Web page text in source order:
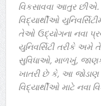
વિકસાવવા આતુર
વિદ્યાર્થીઓ
તેઓ ઉદ્યોગના નવા
યુનિવર્સિટી તરીકે અમે
સુવિધાઓ,માળખું,
ખાતરી છે કે, આ જોડાણ
વિદ્યાર્થીઓ માટે નવા